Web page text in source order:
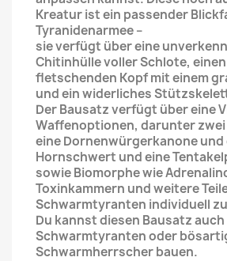
Kreatur ist ein passender
Tyranidenarmee –
sie verfügt über eine
Chitinhülle voller Schlote,
fletschenden Kopf mit einem
und ein widerliches
Der Bausatz verfügt über eine
Waffenoptionen, darunter zwei
eine Dornenwürgerkanone und
Hornschwert und eine
sowie Biomorphe wie
Toxinkammern und weitere
Schwarmtyranten individuell
Du kannst diesen Bausatz
Schwarmtyranten oder
Schwarmherrscher bauen.